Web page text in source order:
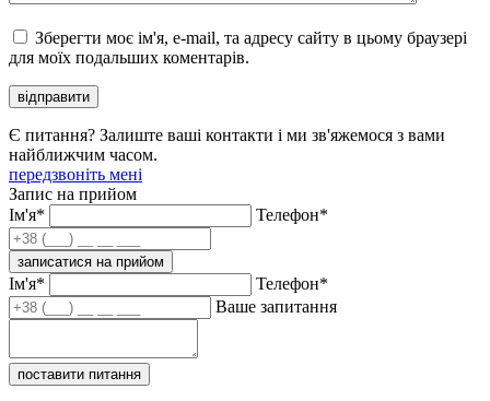
Зберегти моє ім'я, e-mail, та адресу сайту в цьому браузері
для моїх подальших коментарів.
відправити
Є питання? Залиште ваші контакти і ми зв'яжемося з вами
найближчим часом.
передзвоніть мені
Запис на прийом
Ім'я*
Телефон*
записатися на прийом
Ім'я*
Телефон*
Ваше запитання
поставити питання